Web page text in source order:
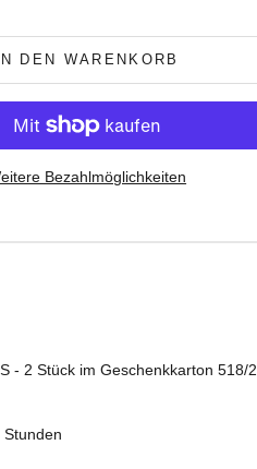
IN DEN WARENKORB
Bezahlmöglichkeiten
- 2 Stück im Geschenkkarton 518/2